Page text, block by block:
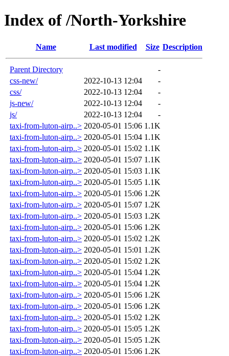
Index of /North-Yorkshire
Name Last modified Size Description
Parent Directory
-
css-new/
2022-10-13 12:04
-
css/
2022-10-13 12:04
-
js-new/
2022-10-13 12:04
-
js/
2022-10-13 12:04
-
taxi-from-luton-airp..> 2020-05-01 15:06 1.1K
taxi-from-luton-airp..> 2020-05-01 15:04 1.1K
taxi-from-luton-airp..> 2020-05-01 15:02 1.1K
taxi-from-luton-airp..> 2020-05-01 15:07 1.1K
taxi-from-luton-airp..> 2020-05-01 15:03 1.1K
taxi-from-luton-airp..> 2020-05-01 15:05 1.1K
taxi-from-luton-airp..> 2020-05-01 15:06 1.2K
taxi-from-luton-airp..> 2020-05-01 15:07 1.2K
taxi-from-luton-airp..> 2020-05-01 15:03 1.2K
taxi-from-luton-airp..> 2020-05-01 15:06 1.2K
taxi-from-luton-airp..> 2020-05-01 15:02 1.2K
taxi-from-luton-airp..> 2020-05-01 15:01 1.2K
taxi-from-luton-airp..> 2020-05-01 15:02 1.2K
taxi-from-luton-airp..> 2020-05-01 15:04 1.2K
taxi-from-luton-airp..> 2020-05-01 15:04 1.2K
taxi-from-luton-airp..> 2020-05-01 15:06 1.2K
taxi-from-luton-airp..> 2020-05-01 15:06 1.2K
taxi-from-luton-airp..> 2020-05-01 15:02 1.2K
taxi-from-luton-airp..> 2020-05-01 15:05 1.2K
taxi-from-luton-airp..> 2020-05-01 15:05 1.2K
taxi-from-luton-airp..> 2020-05-01 15:06 1.2K